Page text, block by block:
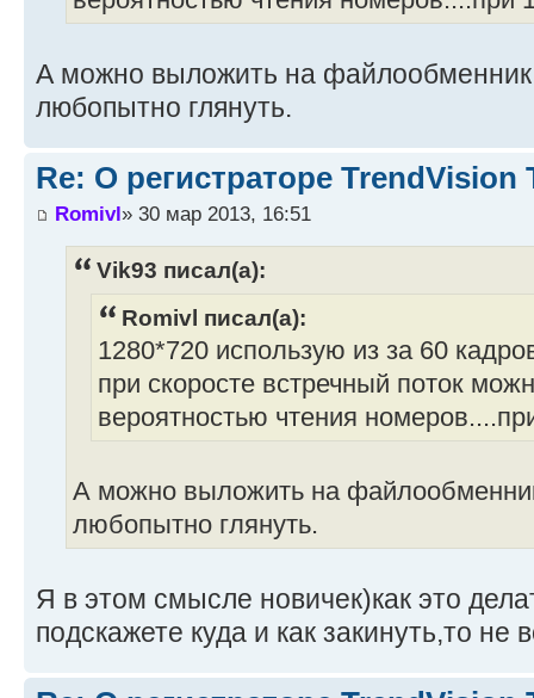
А можно выложить на файлообменник
любопытно глянуть.
Re: О регистраторе TrendVision
Romivl» 30 мар 2013, 16:51
Vik93 писал(а):
Romivl писал(а):
1280*720 использую из за 60
при скоросте встречный поток
вероятностью чтения
А можно выложить на файлообменник
любопытно глянуть.
Я в этом смысле новичек)как это
подскажете куда и как закинуть,то не